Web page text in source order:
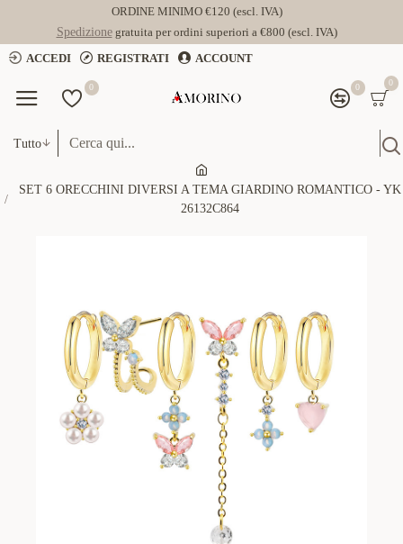
ORDINE MINIMO €120 (escl. IVA)
Spedizionegratuita per ordini superiori a €800 (escl. IVA)
ACCEDI
REGISTRATI ACCOUNT
0 0 0
Tutto
SET 6 ORECCHINI DIVERSI A TEMA GIARDINO ROMANTICO - YK
26132C864